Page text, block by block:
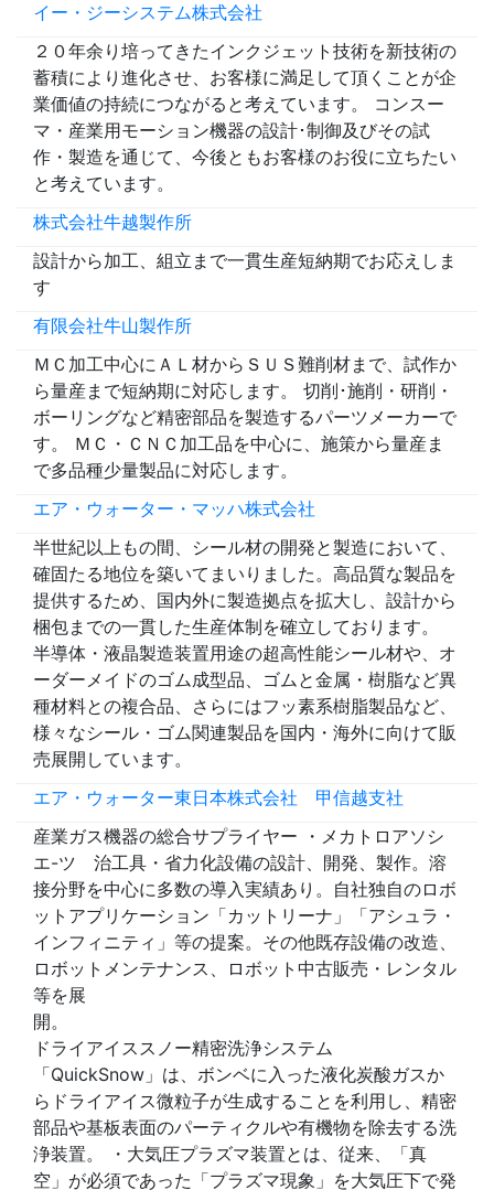
イー・ジーシステム株式会社
２０年余り培ってきたインクジェット技術を新技術の
蓄積により進化させ、お客様に満足して頂くことが企
業価値の持続につながると考えています。 コンスー
マ・産業用モーション機器の設計･制御及びその試
作・製造を通じて、今後ともお客様のお役に立ちたい
と考えています。
株式会社牛越製作所
設計から加工、組立まで一貫生産短納期でお応えしま
す
有限会社牛山製作所
ＭＣ加工中心にＡＬ材からＳＵＳ難削材まで、試作か
ら量産まで短納期に対応します。 切削･施削・研削・
ボーリングなど精密部品を製造するパーツメーカーで
す。 ＭＣ・ＣＮＣ加工品を中心に、施策から量産ま
で多品種少量製品に対応します。
エア・ウォーター・マッハ株式会社
半世紀以上もの間、シール材の開発と製造において、
確固たる地位を築いてまいりました。高品質な製品を
提供するため、国内外に製造拠点を拡大し、設計から
梱包までの一貫した生産体制を確立しております。
半導体・液晶製造装置用途の超高性能シール材や、オ
ーダーメイドのゴム成型品、ゴムと金属・樹脂など異
種材料との複合品、さらにはフッ素系樹脂製品など、
様々なシール・ゴム関連製品を国内・海外に向けて販
売展開しています。
エア・ウォーター東日本株式会社 甲信越支社
産業ガス機器の総合サプライヤー ・メカトロアソシ
エ-ツ 治工具・省力化設備の設計、開発、製作。溶
接分野を中心に多数の導入実績あり。自社独自のロボ
ットアプリケーション「カットリーナ」「アシュラ・
インフィニティ」等の提案。その他既存設備の改造、
ロボットメンテナンス、ロボット中古販売・レンタル
等を展
開
ドライアイススノー精密洗浄システム
「QuickSnow」は、ボンベに入った液化炭酸ガスか
らドライアイス微粒子が生成することを利用し、精密
部品や基板表面のパーティクルや有機物を除去する洗
浄装置。 ・大気圧プラズマ装置とは、従来、「真
空」が必須であった「プラズマ現象」を大気圧下で発